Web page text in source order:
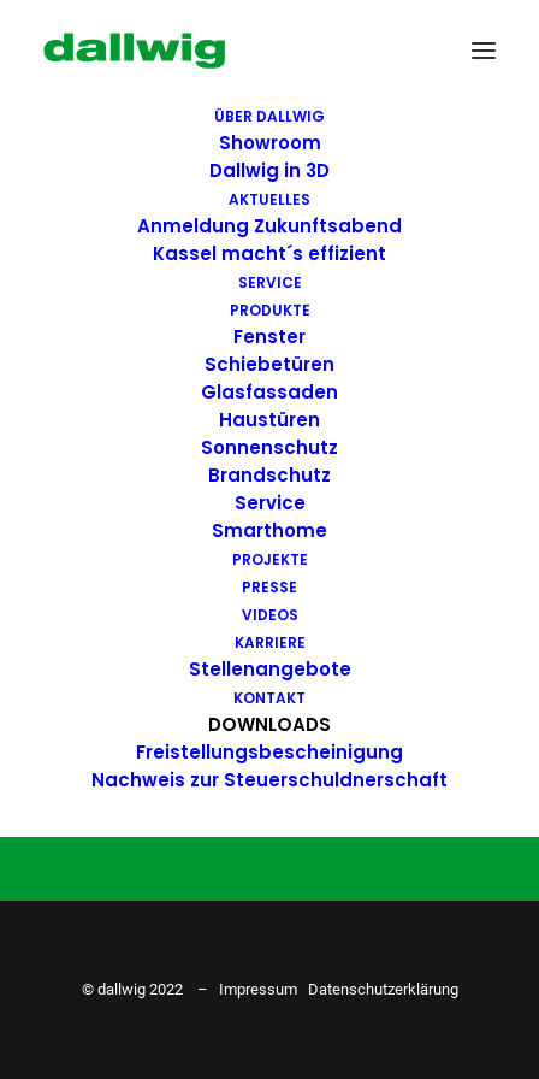
ÜBER DALLWIG
Showroom
Dallwig in 3D
AKTUELLES
Anmeldung Zukunftsabend
Kassel macht´s effizient
SERVICE
PRODUKTE
Fenster
Schiebetüren
Glasfassaden
Haustüren
Sonnenschutz
Brandschutz
Service
Smarthome
PROJEKTE
PRESSE
VIDEOS
KARRIERE
Stellenangebote
KONTAKT
DOWNLOADS
Freistellungsbescheinigung
Nachweis zur Steuerschuldnerschaft
Wir suchen Dich!
Dallwig bietet
Perspektive
Du hast Bock auf einen Job mit
Action. Bewirb dich ganz einfach
ZU DEN STELLENANGEBOTEN
© dallwig 2022 – Impressum Datenschutzerklärung